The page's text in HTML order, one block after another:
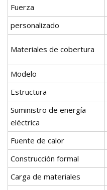
Fuerza
personalizado
Materiales de cobertura
Modelo
Estructura
Suministro de energía
eléctrica
Fuente de calor
Construcción formal
Carga de materiales